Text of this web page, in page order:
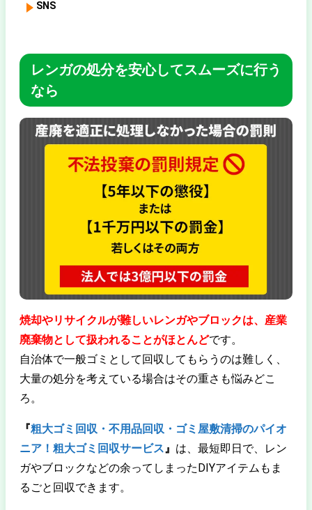
SNS
レンガの処分を安心してスムーズに行う
なら
焼却やリサイクルが難しいレンガやブロックは、産業
廃棄物として扱われることがほとんどです。
自治体で一般ゴミとして回収してもらうのは難しく、
大量の処分を考えている場合はその重さも悩みどこ
ろ。
『粗大ゴミ回収・不用品回収・ゴミ屋敷清掃のパイオ
ニア！粗大ゴミ回収サービス』 は、最短即日で、レン
ガやブロックなどの余ってしまったDIYアイテムもま
るごと回収できます。